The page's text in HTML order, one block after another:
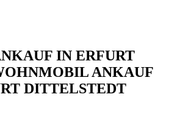
IN ERFURT
ANKAUF
DITTELSTEDT